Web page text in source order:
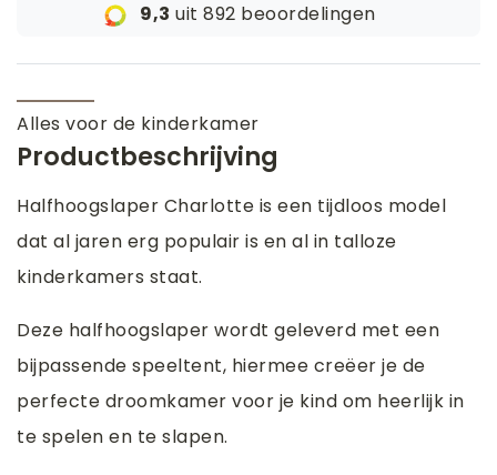
9,3 uit 892 beoordelingen
Alles voor de kinderkamer
Productbeschrijving
Halfhoogslaper Charlotte is een tijdloos model
dat al jaren erg populair is en al in talloze
kinderkamers staat.
Deze halfhoogslaper wordt geleverd met een
bijpassende speeltent, hiermee creëer je de
perfecte droomkamer voor je kind om heerlijk in
te spelen en te slapen.